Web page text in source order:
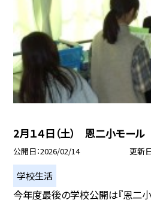
2月１４日（土） 恩二小モー
公開日 2026/02/14 更新
学校生活
今年度最後の学校公開は『恩二小